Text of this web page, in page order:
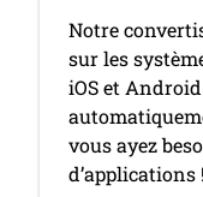
Notre
sur les
iOS et
vous ayez
d’applications !